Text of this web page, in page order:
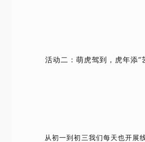
活动二：萌虎驾到，虎年添“
从初一到初三我们每天也开展